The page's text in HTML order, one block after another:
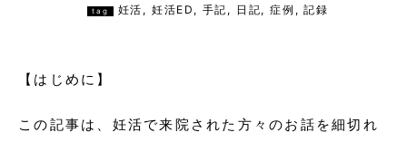
tag 妊活 , 妊活ED , 手記 , 日記,症例 ,記録
【はじめに】
この記事は、妊活で来院された方々のお話を細切れ